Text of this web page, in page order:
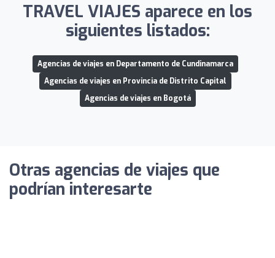
TRAVEL VIAJES aparece en los
siguientes listados:
Agencias de viajes en Departamento de Cundinamarca
Agencias de viajes en Provincia de Distrito Capital
Agencias de viajes en Bogotá
Otras agencias de viajes que
podrían interesarte